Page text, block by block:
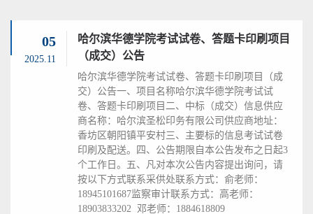
05
2025.11
哈尔滨华德学院考试试卷、答题卡印刷项目
（成交）公告
哈尔滨华德学院考试试卷、答题卡印刷项目（成
交）公告一、项目名称哈尔滨华德学院考试试
卷、答题卡印刷项目二、中标（成交）信息供应
商名称：哈尔滨圣松印务有限公司供应商地址：
香坊区朝阳镇平安村三、主要标的信息考试试卷
印刷及配送。四、公告期限自本公告发布之日起3
个工作日。五、凡对本次公告内容提出询问，请
按以下方式联系采供处联系方式：俞老师：
18945101687监察审计联系方式：高老师：
18903833202 邓老师：1884618809